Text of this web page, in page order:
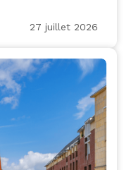
27 juillet 2026